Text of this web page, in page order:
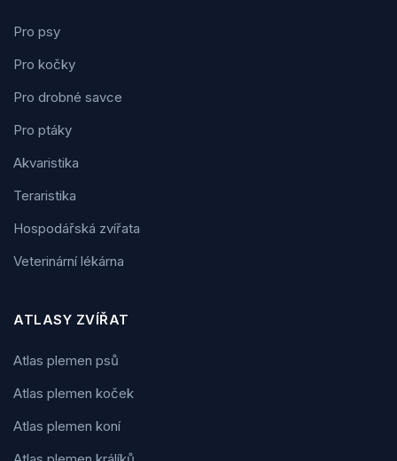
Pro psy
Pro kočky
Pro drobné savce
Pro ptáky
Akvaristika
Teraristika
Hospodářská zvířata
Veterinární lékárna
ATLASY ZVÍŘAT
Atlas plemen psů
Atlas plemen koček
Atlas plemen koní